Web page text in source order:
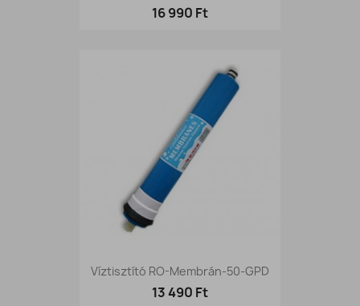
16 990 Ft
Víztisztító RO-Membrán-50-GPD
13 490 Ft